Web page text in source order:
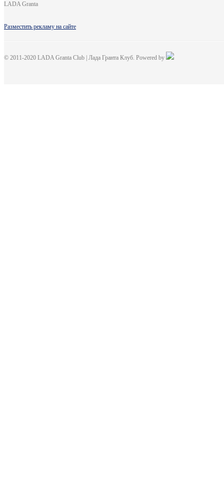
LADA Granta
Разместить рекламу на сайте
© 2011-2020 LADA Granta Club | Лада Гранта Клуб. Powered by